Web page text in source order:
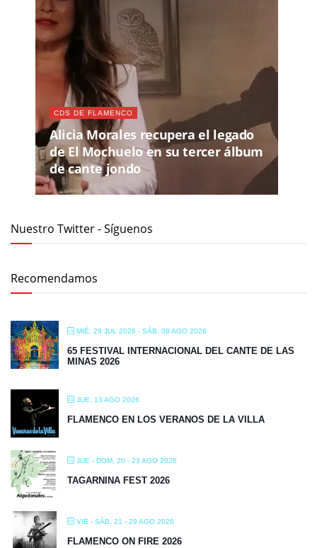
CDS DE FLAMENCO
Alicia Morales recupera el legado
de El Mochuelo en su tercer álbum
de cante jondo
Nuestro Twitter - Síguenos
Recomendamos
MIÉ, 29 JUL 2026 - SÁB, 08 AGO 2026
65 FESTIVAL INTERNACIONAL DEL CANTE DE LAS
MINAS 2026
JUE, 13 AGO 2026
FLAMENCO EN LOS VERANOS DE LA VILLA
JUE - DOM, 20 - 23 AGO 2026
TAGARNINA FEST 2026
VIE - SÁB, 21 - 29 AGO 2026
FLAMENCO ON FIRE 2026